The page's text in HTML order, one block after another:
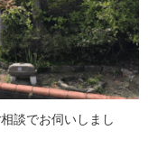
談でお伺いしまし